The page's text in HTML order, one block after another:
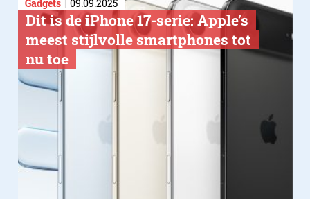
Gadgets 09.09.2025
Dit is de iPhone 17-serie: Apple’s
meest stijlvolle smartphones tot
nu toe